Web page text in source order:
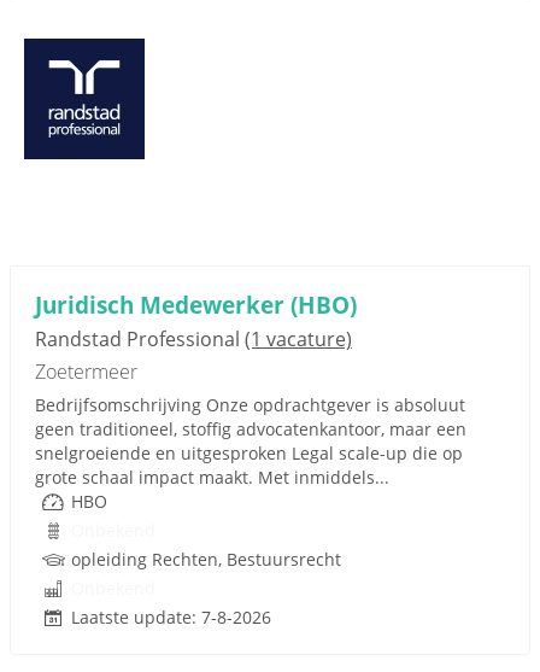
Juridisch Medewerker (HBO)
Randstad Professional (1 vacature)
Zoetermeer
Bedrijfsomschrijving Onze opdrachtgever is absoluut
geen traditioneel, stoffig advocatenkantoor, maar een
snelgroeiende en uitgesproken Legal scale-up die op
grote schaal impact maakt. Met inmiddels...
HBO
opleiding Rechten, Bestuursrecht
Laatste update: 7-8-2026